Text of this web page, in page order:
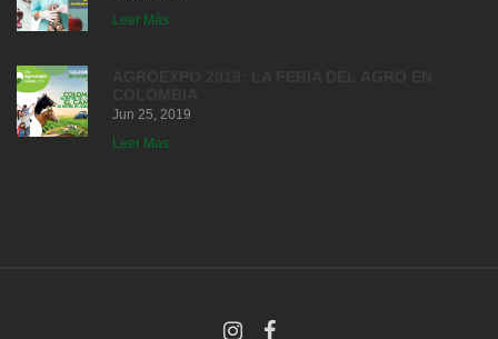
Leer Más
Jun 25, 2019
Leer Más